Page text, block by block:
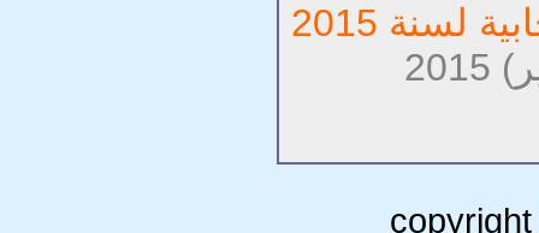
لسنة 2015